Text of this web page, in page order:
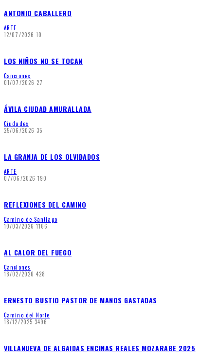
ANTONIO CABALLERO
ARTE
12/07/2026 10
LOS NIÑOS NO SE TOCAN
Canciones
01/07/2026 27
ÁVILA CIUDAD AMURALLADA
Ciudades
25/06/2026 35
LA GRANJA DE LOS OLVIDADOS
ARTE
07/06/2026 190
REFLEXIONES DEL CAMINO
Camino de Santiago
10/03/2026 1166
AL CALOR DEL FUEGO
Canciones
18/02/2026 428
ERNESTO BUSTIO PASTOR DE MANOS GASTADAS
Camino del Norte
18/12/2025 3496
VILLANUEVA DE ALGAIDAS ENCINAS REALES MOZARABE 2025